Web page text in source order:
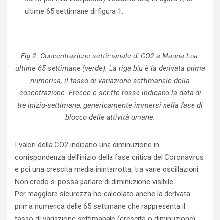
ultime 65 settimane di figura 1.
Fig.2: Concentrazione settimanale di CO2 a Mauna Loa:
ultime 65 settimane (verde). La riga blu è la derivata prima
numerica, il tasso di variazione settimanale della
concetrazione. Frecce e scritte rosse indicano la data di
tre inizio-settimana, genericamente immersi nella fase di
blocco delle attività umane.
I valori della CO2 indicano una diminuzione in
corrispondenza dell’inizio della fase critica del Coronavirus
e poi una crescita media ininterrotta, tra varie oscillazioni.
Non credo si possa parlare di diminuzione visibile.
Per maggiore sicurezza ho calcolato anche la derivata
prima numerica delle 65 settimane che rappresenta il